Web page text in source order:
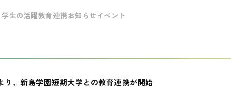
生の活躍教育連携お知らせ イベント
り、新島学園短期大学との教育連携が開始